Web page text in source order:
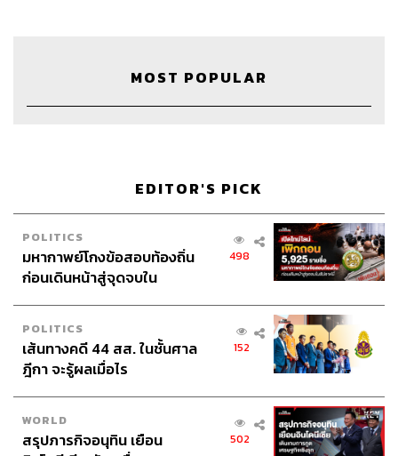
อธิษฐาน กาญจนะพงศ์
รพีพรรณ เกตุสมพงษ์
TAGS: พุทธศาสนา The Standard Podcast
RUOK
Are You OK
จิตวิทยา
จิตแพทย์
แชร์
Podcast พอดแคสต์
MOST POPULAR
EDITOR'S PICK
POLITICS
มหากาพย์โกงข้อสอบท้องถิ่น
ก่อนเดินหน้าสู่จุดจบใน
498
POLITICS
เส้นทางคดี 44 สส. ในชั้นศาล
ฎีกา จะรู้ผลเมื่อไร
152
WORLD
สรุปภารกิจอนุทิน เยือน
502